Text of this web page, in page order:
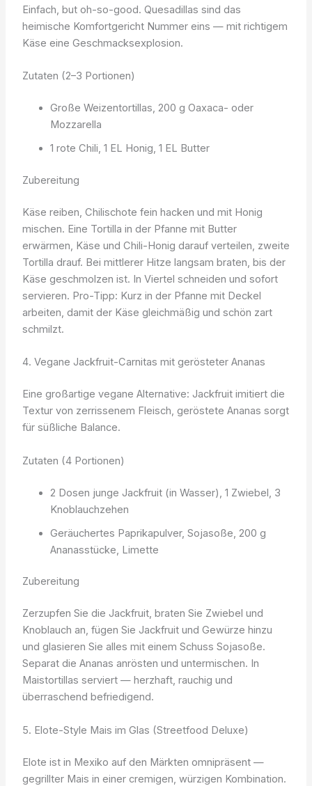
Einfach, but oh-so-good. Quesadillas sind das
heimische Komfortgericht Nummer eins — mit richtigem
Käse eine Geschmacksexplosion.
Zutaten (2–3 Portionen)
Große Weizentortillas, 200 g Oaxaca- oder
Mozzarella
1 rote Chili, 1 EL Honig, 1 EL Butter
Zubereitung
Käse reiben, Chilischote fein hacken und mit Honig
mischen. Eine Tortilla in der Pfanne mit Butter
erwärmen, Käse und Chili-Honig darauf verteilen, zweite
Tortilla drauf. Bei mittlerer Hitze langsam braten, bis der
Käse geschmolzen ist. In Viertel schneiden und sofort
servieren. Pro-Tipp: Kurz in der Pfanne mit Deckel
arbeiten, damit der Käse gleichmäßig und schön zart
schmilzt.
4. Vegane Jackfruit-Carnitas mit gerösteter Ananas
Eine großartige vegane Alternative: Jackfruit imitiert die
Textur von zerrissenem Fleisch, geröstete Ananas sorgt
für süßliche Balance.
Zutaten (4 Portionen)
2 Dosen junge Jackfruit (in Wasser), 1 Zwiebel, 3
Knoblauchzehen
Geräuchertes Paprikapulver, Sojasoße, 200 g
Ananasstücke, Limette
Zubereitung
Zerzupfen Sie die Jackfruit, braten Sie Zwiebel und
Knoblauch an, fügen Sie Jackfruit und Gewürze hinzu
und glasieren Sie alles mit einem Schuss Sojasoße.
Separat die Ananas anrösten und untermischen. In
Maistortillas serviert — herzhaft, rauchig und
überraschend befriedigend.
5. Elote-Style Mais im Glas (Streetfood Deluxe)
Elote ist in Mexiko auf den Märkten omnipräsent —
gegrillter Mais in einer cremigen, würzigen Kombination.